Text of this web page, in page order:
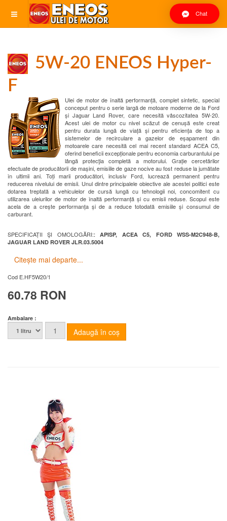
Chat
5W-20 ENEOS Hyper-
F
Ulei de motor de înaltă performanță, complet sintetic, special
conceput pentru o serie largă de motoare moderne de la Ford
și Jaguar Land Rover, care necesită vâscozitatea 5W-20.
Acest ulei de motor cu nivel scăzut de cenușă este creat
pentru durata lungă de viață și pentru eficiența de top a
sistemelor de recirculare a gazelor de eșapament din
motoarele care necesită cel mai recent standard ACEA C5,
oferind beneficii excepționale pentru economia carburantului pe
lângă protecţia completă a motorului. Grație cercetărilor
efectuate de producătorii de mașini, emisiile de gaze nocive au fost reduse la jumătate
în ultimii ani. Toți marii producători, inclusiv Ford, lucrează permanent pentru
reducerea nivelului de emisii. Unul dintre principalele obiective ale acestei politici este
dotarea treptată a vehiculelor de cursă lungă cu tehnologii noi, concomitent cu
utilizarea uleiurilor de motor de înaltă performanță și cu emisii reduse. Scopul este
acela de a crește performanța și de a reduce totodată emisiile și consumul de
carburant.
SPECIFICAȚII ŞI OMOLOGĂRI:: APISP, ACEA C5, FORD WSS-M2C948-B,
JAGUAR LAND ROVER JLR.03.5004
Citește mai departe...
Cod E.HF5W20/1
60.78 RON
Ambalare :